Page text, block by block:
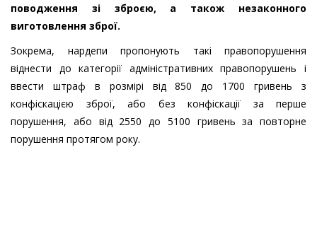
поводження зі зброєю, а також незаконного
виготовлення зброї.
Зокрема, нардепи пропонують такі правопорушення
віднести до категорії адміністративних правопорушень і
ввести штраф в розмірі від 850 до 1700 гривень з
конфіскацією зброї, або без конфіскації за перше
порушення, або від 2550 до 5100 гривень за повторне
порушення протягом року.